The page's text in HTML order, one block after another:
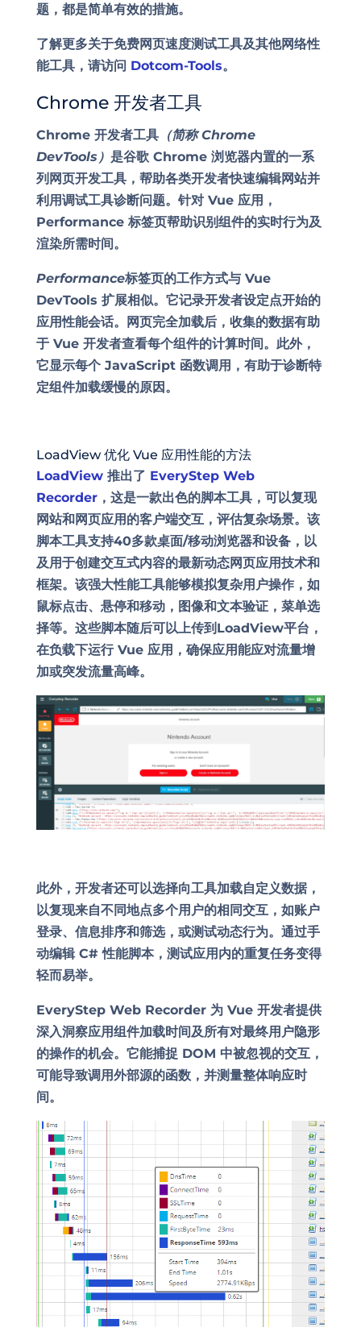
题，都是简单有效的措施。
了解更多关于免费网页速度测试工具及其他网络性
能工具，请访问 Dotcom-Tools。
Chrome 开发者工具
Chrome 开发者工具（简称 Chrome
DevTools） 是谷歌 Chrome 浏览器内置的一系
列网页开发工具，帮助各类开发者快速编辑网站并
利用调试工具诊断问题。针对 Vue 应用，
Performance 标签页帮助识别组件的实时行为及
渲染所需时间。
Performance标签页的工作方式与 Vue
DevTools 扩展相似。它记录开发者设定点开始的
应用性能会话。网页完全加载后，收集的数据有助
于 Vue 开发者查看每个组件的计算时间。此外，
它显示每个 JavaScript 函数调用，有助于诊断特
定组件加载缓慢的原因。
LoadView 优化 Vue 应用性能的方法
LoadView推出了 EveryStep Web
Recorder，这是一款出色的脚本工具，可以复现
网站和网页应用的客户端交互，评估复杂场景。该
脚本工具支持40多款桌面/移动浏览器和设备，以
及用于创建交互式内容的最新动态网页应用技术和
框架。该强大性能工具能够模拟复杂用户操作，如
鼠标点击、悬停和移动，图像和文本验证，菜单选
择等。这些脚本随后可以上传到 LoadView平台，
在负载下运行 Vue 应用，确保应用能应对流量增
加或突发流量高峰。
此外，开发者还可以选择向工具加载自定义数据，
以复现来自不同地点多个用户的相同交互，如账户
登录、信息排序和筛选，或测试动态行为。通过手
动编辑 C# 性能脚本，测试应用内的重复任务变得
轻而易举。
EveryStep Web Recorder 为 Vue 开发者提供
深入洞察应用组件加载时间及所有对最终用户隐形
的操作的机会。它能捕捉 DOM 中被忽视的交互，
可能导致调用外部源的函数，并测量整体响应时
间。